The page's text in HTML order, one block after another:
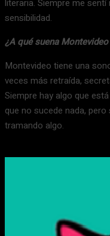
literaria. Siempre me
sensibilidad.
¿A qué suena
Montevideo tiene una
veces más retraída,
Siempre hay algo que
que no sucede nada,
tramando algo.